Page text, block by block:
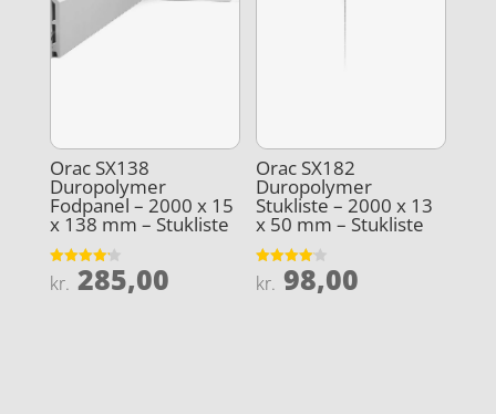
Orac SX138
Duropolymer
Fodpanel – 2000 x 15
x 138 mm – Stukliste
Vurderet
4.2
kr. 285,00
Orac SX182
Duropolymer
Stukliste – 2000 x 13
x 50 mm – Stukliste
Vurderet
4.1
kr. 98,00